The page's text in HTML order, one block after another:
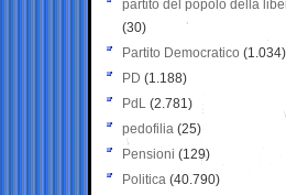
partito del popolo della
(30)
Partito Democratico (1.034)
PD (1.188)
PdL (2.781)
pedofilia (25)
Pensioni (129)
Politica (40.790)